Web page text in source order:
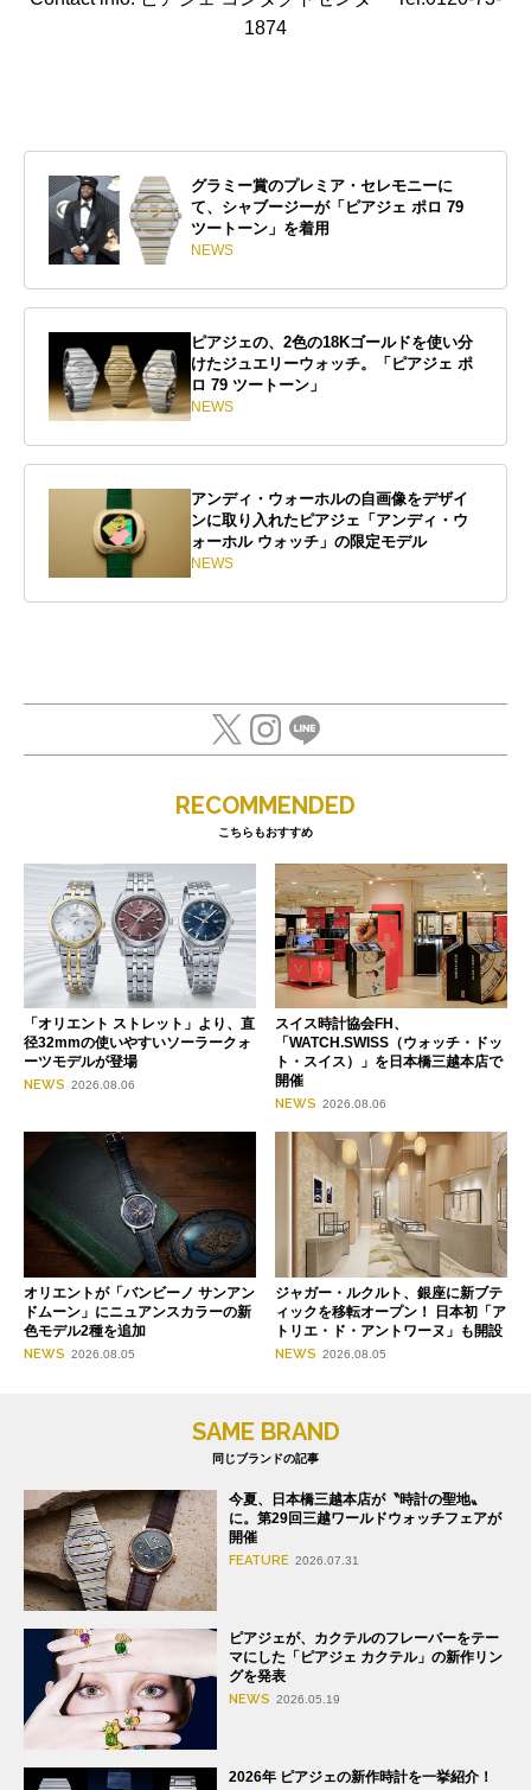
1874
グラミー賞のプレミア・セレモニーに
て、シャブージーが「ピアジェ ポロ 79
ツートーン」を着用
NEWS
ピアジェの、2色の18Kゴールドを使い分
けたジュエリーウォッチ。「ピアジェ ポ
ロ 79 ツートーン」
NEWS
アンディ・ウォーホルの自画像をデザイ
ンに取り入れたピアジェ「アンディ・ウ
ォーホル ウォッチ」の限定モデル
NEWS
RECOMMENDED
こちらもおすすめ
「オリエント ストレット」より、直
径32mmの使いやすいソーラークォ
ーツモデルが登場
NEWS 2026.08.06
スイス時計協会FH、
「WATCH.SWISS（ウォッチ・ドッ
ト・スイス）」を日本橋三越本店で
開催
NEWS 2026.08.06
オリエントが「バンビーノ サンアン
ドムーン」にニュアンスカラーの新
色モデル2種を追加
NEWS 2026.08.05
ジャガー・ルクルト、銀座に新ブテ
ィックを移転オープン！ 日本初「ア
トリエ・ド・アントワーヌ」も開設
NEWS 2026.08.05
SAME BRAND
同じブランドの記事
今夏、日本橋三越本店が〝時計の聖地〟
に。第29回三越ワールドウォッチフェアが
開催
FEATURE 2026.07.31
ピアジェが、カクテルのフレーバーをテー
マにした「ピアジェ カクテル」の新作リン
グを発表
NEWS 2026.05.19
2026年 ピアジェの新作時計を一挙紹介！